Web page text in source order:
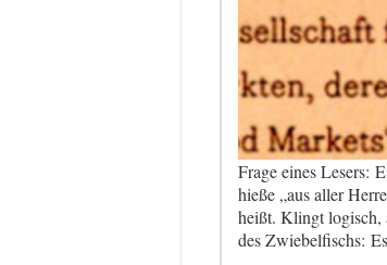
Frage eines Lesers:
hieße „aus aller
heißt. Klingt logisch,
des Zwiebelfischs: